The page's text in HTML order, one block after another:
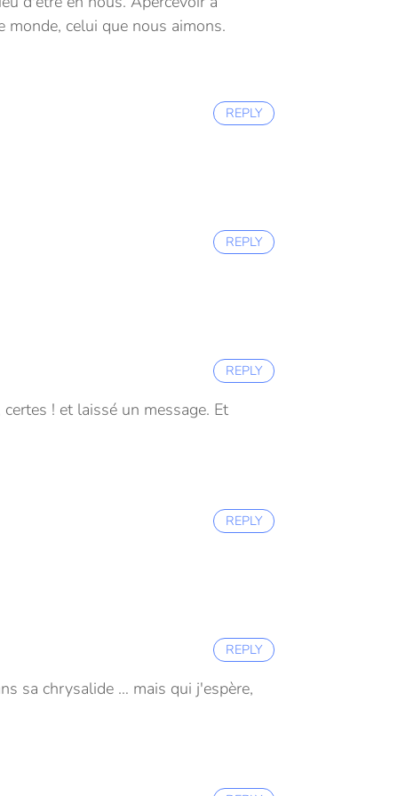
celui que nous aimons.
REPLY
REPLY
! et laissé un message. Et
REPLY
REPLY
sa chrysalide … mais qui j'espère,
REPLY